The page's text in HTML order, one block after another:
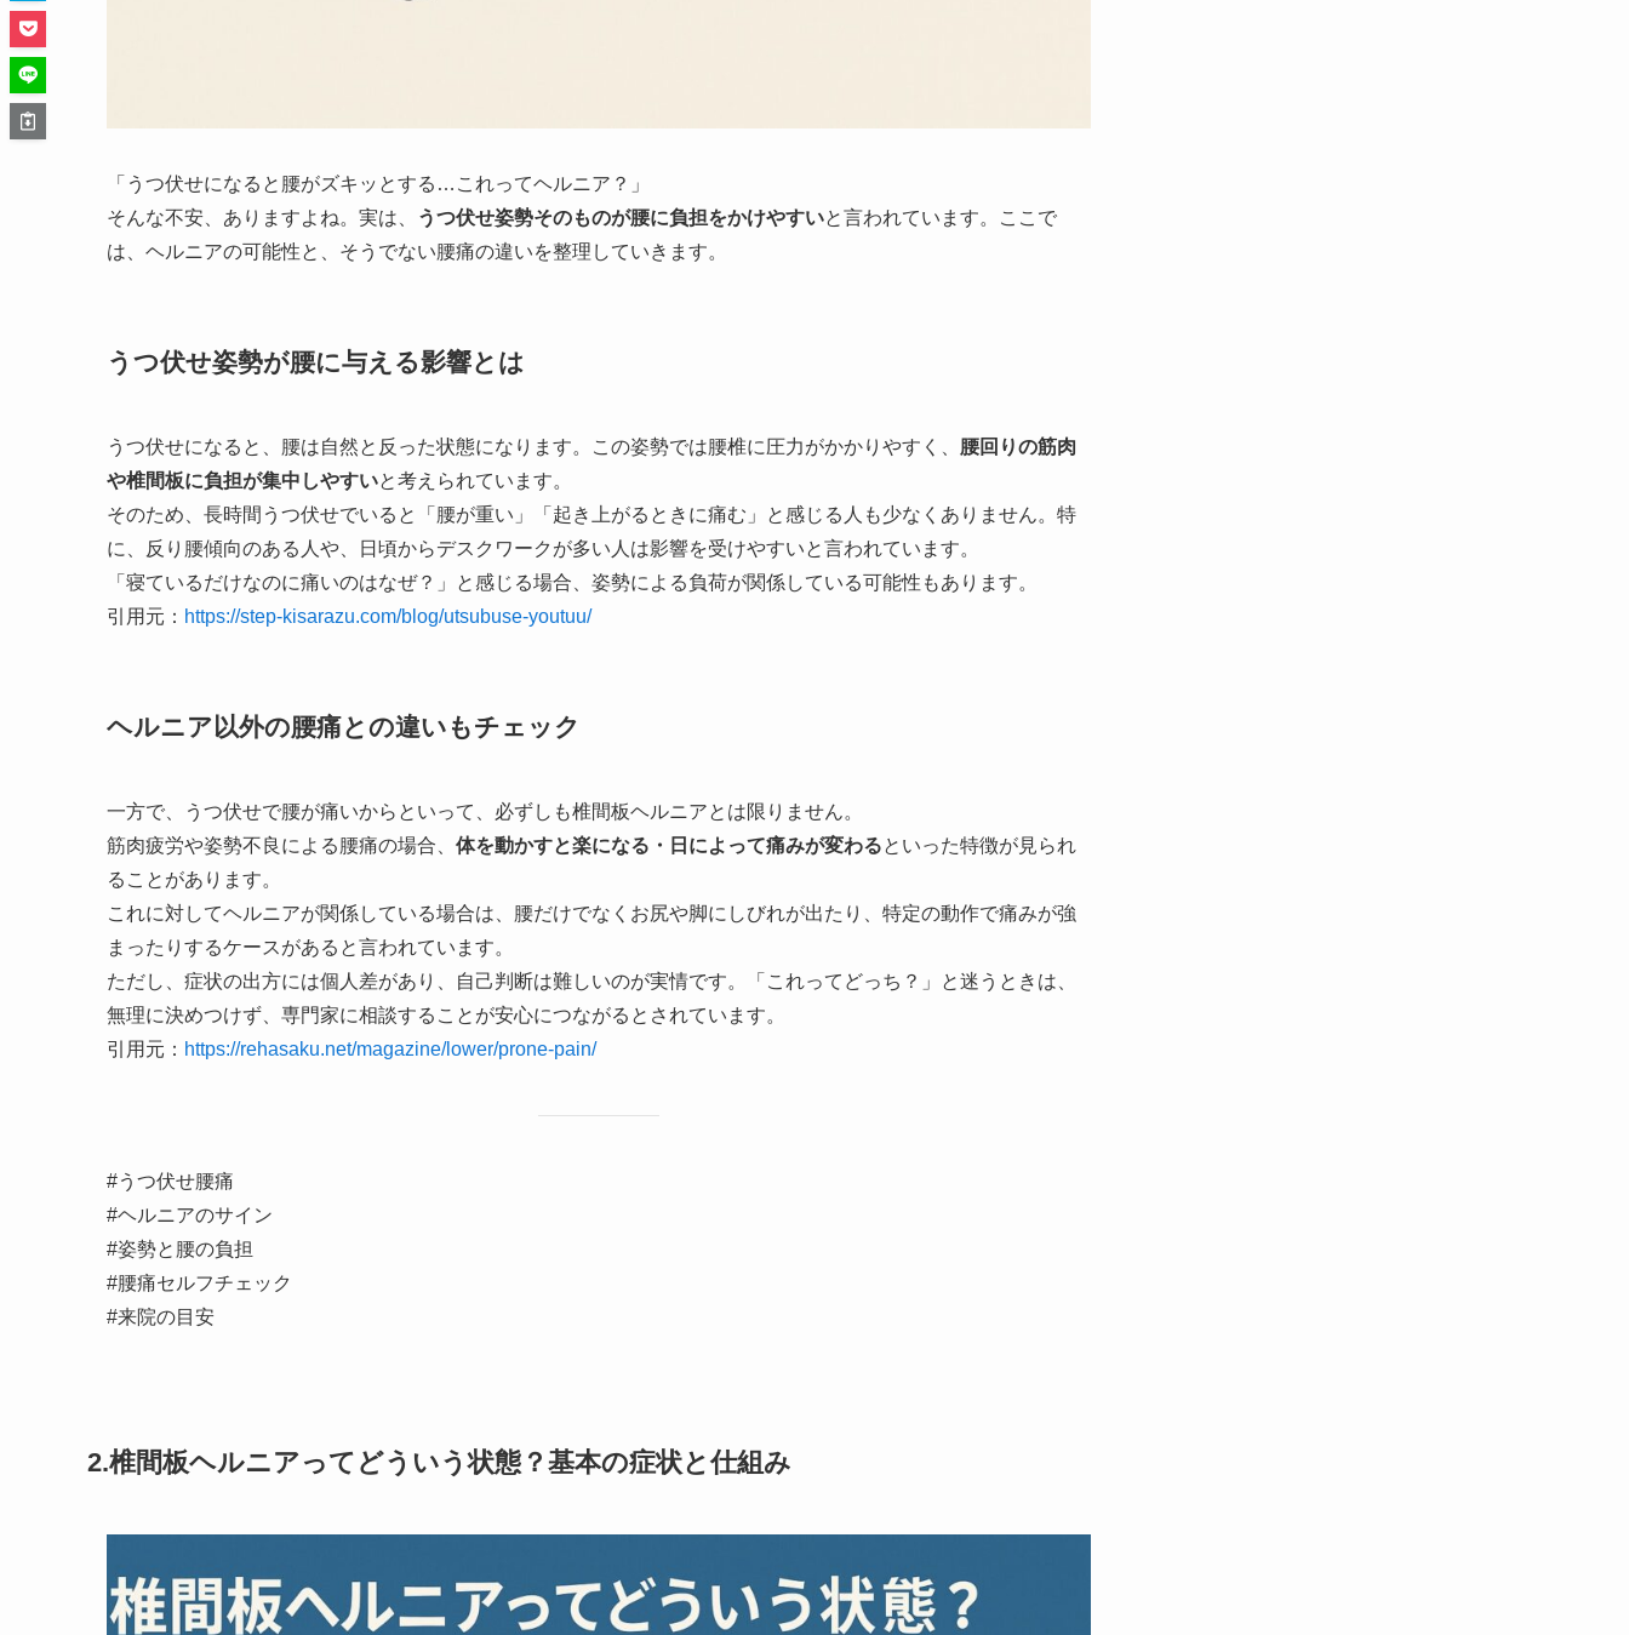
「うつ伏せになると腰がズキッとする…これってヘルニア？」
そんな不安、ありますよね。実は、
うつ伏せ姿勢そのものが腰に負担をかけやすいと言われています。ここで
は、ヘルニアの可能性と、そうでない腰痛の違いを整理していきます。
うつ伏せ姿勢が腰に与える影響とは
うつ伏せになると、腰は自然と反った状態になります。この姿勢では腰椎に圧力がかかりやすく、 腰回りの筋肉
や椎間板に負担が集中しやすいと考えられています。
そのため、長時間うつ伏せでいると「腰が重い」「起き上がるときに痛む」と感じる人も少なくありません。特
に、反り腰傾向のある人や、日頃からデスクワークが多い人は影響を受けやすいと言われています。
「寝ているだけなのに痛いのはなぜ？」と感じる場合、姿勢による負荷が関係している可能性もあります。
引用元： https://step-kisarazu.com/blog/utsubuse-youtuu/
ヘルニア以外の腰痛との違いもチェック
一方で、うつ伏せで腰が痛いからといって、必ずしも椎間板ヘルニアとは限りません。
筋肉疲労や姿勢不良による腰痛の場合、 体を動かすと楽になる・日によって痛みが変わるといった特徴が見られ
ることがあります。
これに対してヘルニアが関係している場合は、腰だけでなくお尻や脚にしびれが出たり、特定の動作で痛みが強
まったりするケースがあると言われています。
ただし、症状の出方には個人差があり、自己判断は難しいのが実情です。「これってどっち？」と迷うときは、
無理に決めつけず、専門家に相談することが安心につながるとされています。
引用元： https://rehasaku.net/magazine/lower/prone-pain/
#うつ伏せ腰痛
#ヘルニアのサイン
#姿勢と腰の負担
#腰痛セルフチェック
#来院の目安
2.椎間板ヘルニアってどういう状態？基本の症状と仕組み